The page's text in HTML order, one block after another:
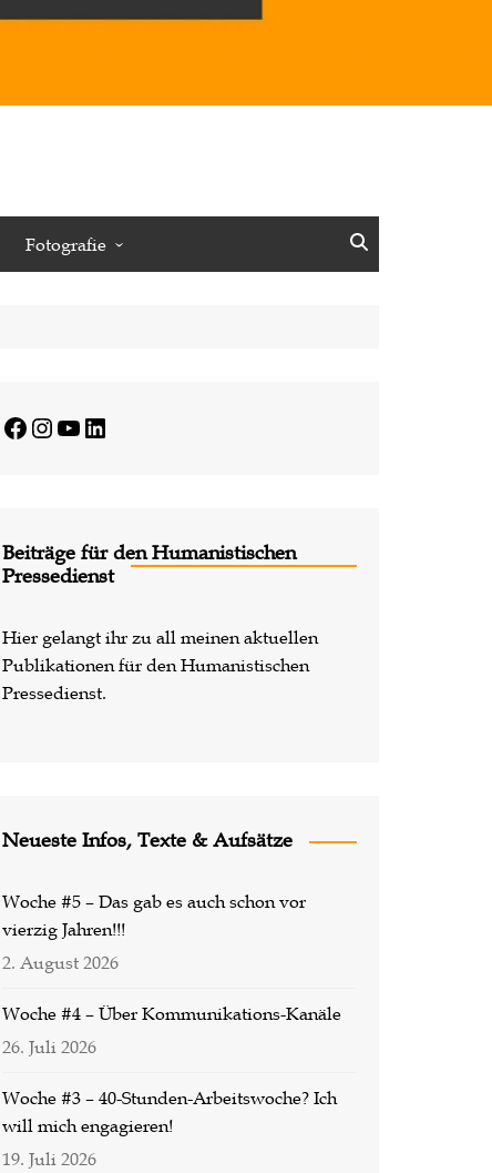
Fotografie
Facebook
Instagram
YouTube
LinkedIn
Beiträge für den Humanistischen
Pressedienst
Hier gelangt ihr zu all meinen aktuellen
Publikationen für den Humanistischen
Pressedienst.
Neueste Infos, Texte & Aufsätze
Woche #5 – Das gab es auch schon vor
vierzig Jahren!!!
2. August 2026
Woche #4 – Über Kommunikations-Kanäle
26. Juli 2026
Woche #3 – 40-Stunden-Arbeitswoche? Ich
will mich engagieren!
19. Juli 2026